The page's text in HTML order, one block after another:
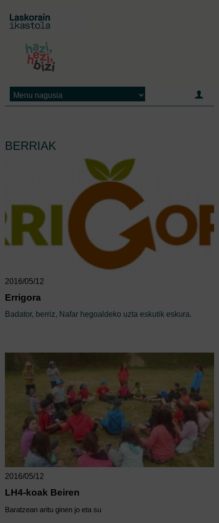
BERRIAK
2016/05/12
Errigora
Badator, berriz, Nafar hegoaldeko uzta eskutik eskura.
2016/05/12
LH4-koak Beiren
Baratzean aritu ginen jo eta su